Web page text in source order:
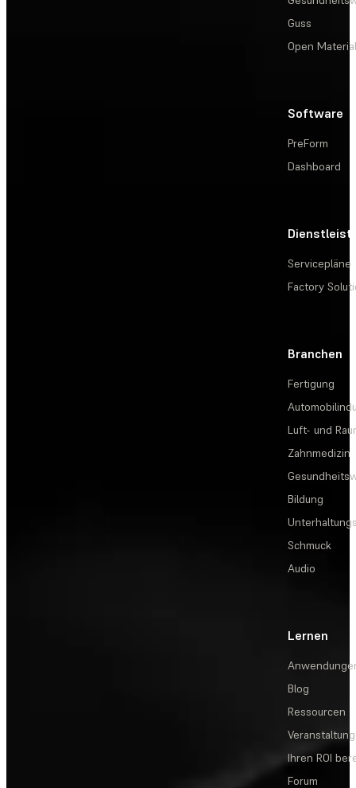
Guss
Open
Software
PreForm
Dashboard
Servicepläne
Factory
Branchen
Fertigung
Luft- und
Zahnmedizin
Bildung
Schmuck
Audio
Lernen
Blog
Ressourcen
Ihren ROI
Forum